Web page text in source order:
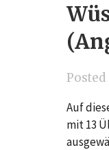
Posted
Auf
mit 13